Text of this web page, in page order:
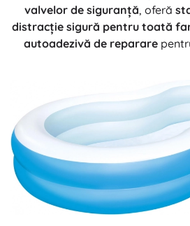
valvelor de siguranță, oferă
distracție sigură pentru toată
autoadezivă de reparare